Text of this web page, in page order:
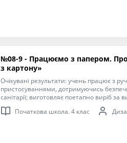
№08-9 - Працюємо з папером.
з картону»
Очікувані результати: учень працює з
пристосуваннями, дотримуючись
санітарії; виготовляє поетапно виріб за
здійснює розмічання ліній на папері;
допомогою шаблонів або трафаретів;
Початкова школа. 4 клас